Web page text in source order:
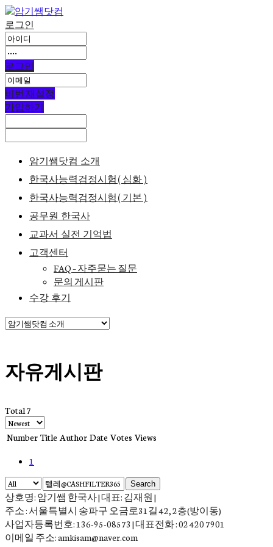
로그인
로그인
비번 재설정
가입하기
암기쌤닷컴 소개
한국사능력검정시험(심화)
한국사능력검정시험(기본)
공무원 한국사
교과서 실전 기억법
고객센터
FAQ – 자주묻는 질문
문의 게시판
수강 후기
자유게시판
Total 7
Number Title Author Date Votes Views
1
Search
상호명: 암기쌤 한국사 | 대표: 김재원 |
주소 : 서울특별시 송파구 오금로31길 42, 2층(방이동)
사업자등록번호: 136-95-08573 | 대표전화 : 02 420 7901
이메일 주소: amkisam@naver.com